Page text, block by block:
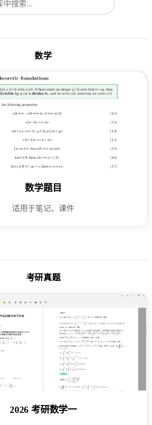
数学
数学题目
适用于笔记、课件
考研真题
2026 考研数学一